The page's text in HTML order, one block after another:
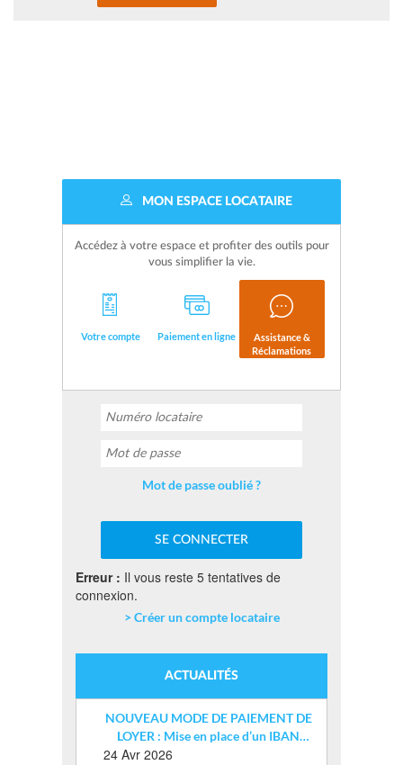
MON ESPACE LOCATAIRE
Accédez à votre espace et profiter des outils pour
vous simplifier la vie.
Votre compte Paiement en ligne
Assistance &
Réclamations
Mot de passe oublié ?
Erreur : Il vous reste 5 tentatives de
connexion.
> Créer un compte locataire
ACTUALITÉS
NOUVEAU MODE DE PAIEMENT DE
LOYER : Mise en place d’un IBAN
24 Avr 2026